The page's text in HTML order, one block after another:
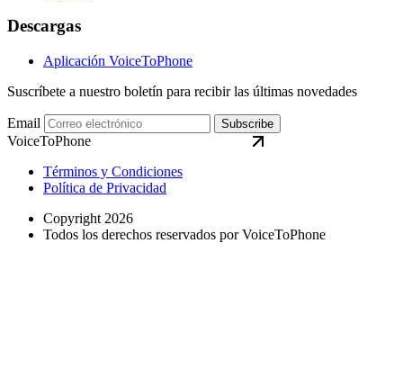
Descargas
Aplicación VoiceToPhone
Suscríbete a nuestro boletín para recibir las últimas novedades
Email Subscribe
VoiceToPhone
Términos y Condiciones
Política de Privacidad
Copyright 2026
Todos los derechos reservados por VoiceToPhone